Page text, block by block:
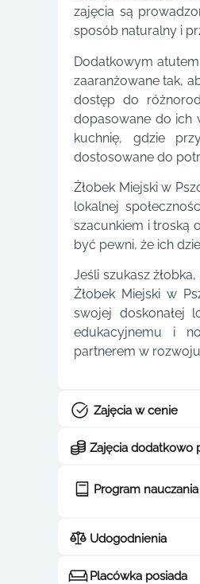
zajęcia są
sposób naturalny i
Dodatkowym
zaaranżowane tak,
dostęp do
dopasowane do ich
kuchnię, gdzie
dostosowane do
Żłobek Miejski w
lokalnej
szacunkiem i troską
być pewni, że ich
Jeśli szukasz
Żłobek Miejski w
swojej doskonałej
edukacyjnemu i
partnerem w
Zajęcia w cenie
Zajęcia dodatkowo
Program nauczania
Udogodnienia
Placówka posiada